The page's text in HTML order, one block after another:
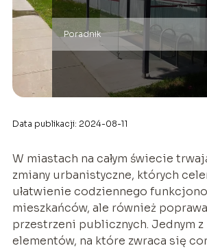
Poradnik
Data publikacji: 2024-08-11
W miastach na całym świecie
zmiany urbanistyczne, których
ułatwienie codziennego
mieszkańców, ale również
przestrzeni publicznych. Jednym z
elementów, na które zwraca się